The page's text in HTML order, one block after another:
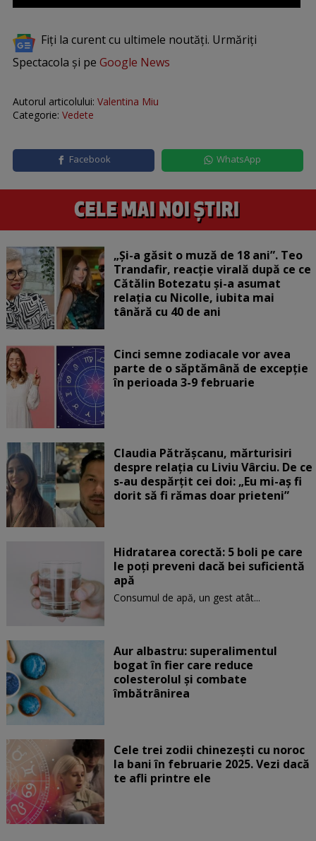
Fiți la curent cu ultimele noutăți. Urmăriți
Spectacola și pe Google News
Autorul articolului: Valentina Miu
Categorie: Vedete
Facebook WhatsApp
„Și-a găsit o muză de 18 ani”. Teo
Trandafir, reacție virală după ce ce
Cătălin Botezatu și-a asumat
relația cu Nicolle, iubita mai
tânără cu 40 de ani
Cinci semne zodiacale vor avea
parte de o săptămână de excepție
în perioada 3-9 februarie
Claudia Pătrășcanu, mărturisiri
despre relația cu Liviu Vârciu. De ce
s-au despărțit cei doi: „Eu mi-aș fi
dorit să fi rămas doar prieteni”
Hidratarea corectă: 5 boli pe care
le poți preveni dacă bei suficientă
apă
Consumul de apă, un gest atât...
Aur albastru: superalimentul
bogat în fier care reduce
colesterolul și combate
îmbătrânirea
Cele trei zodii chinezești cu noroc
la bani în februarie 2025. Vezi dacă
te afli printre ele